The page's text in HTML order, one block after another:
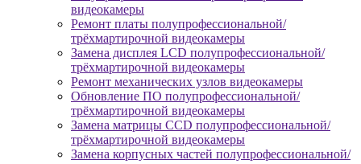
видеокамеры
Ремонт платы полупрофессиональной/
трёхмартирочной видеокамеры
Замена дисплея LCD полупрофессиональной/
трёхмартирочной видеокамеры
Ремонт механических узлов видеокамеры
Обновление ПО полупрофессиональной/
трёхмартирочной видеокамеры
Замена матрицы CCD полупрофессиональной/
трёхмартирочной видеокамеры
Замена корпусных частей полупрофессиональной/